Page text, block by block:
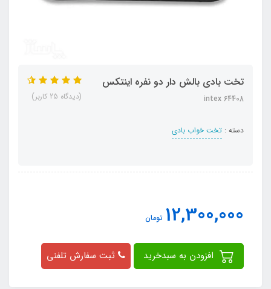
تخت بادی بالش دار دو نفره اینتکس
intex 64408
دسته : تخت خواب بادی
(دیدگاه 25 کاربر)
12,300,000 تومان
ثبت سفارش تلفنی